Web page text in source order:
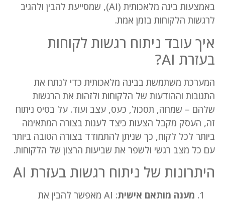
באמצעות בינה מלאכותית (AI), שמסייעת להבין ולהגיב
לרגשות הלקוחות בזמן אמת.
איך עובד ניתוח רגשות לקוחות
בעזרת AI?
המערכת משתמשת בבינה מלאכותית כדי לנתח את
התגובות וההודעות של הלקוחות ולזהות את הרגשות
שלהם – שמחה, תסכול, כעס, עצב ועוד. על בסיס ניתוח
זה, העסק מקבל הצעות כיצד לענות בצורה המתאימה
ביותר לכל לקוח, כך שניתן להתמודד בצורה הטובה ביותר
עם כל מצב רגשי ולשפר את שביעות הרצון של הלקוחות.
היתרונות של ניתוח רגשות בעזרת AI
מענה מותאם אישית
: AI מאפשר להבין את